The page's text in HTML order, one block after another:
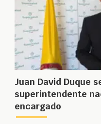
Juan David Duque
superintendente
encargado